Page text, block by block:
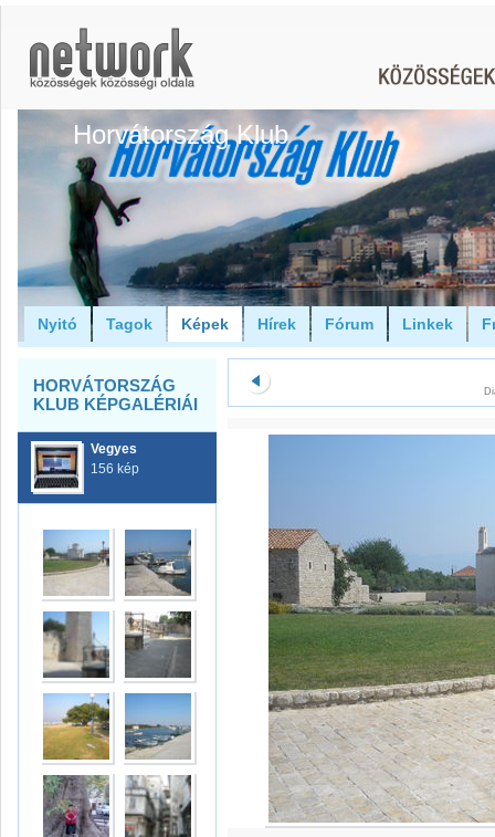
Horvátország Klub
Nyitó Tagok Képek Hírek Fórum Linkek
HORVÁTORSZÁG
KLUB KÉPGALÉRIÁI
Vegyes
156 kép